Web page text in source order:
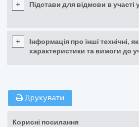
+ Підстави для відмови в участі
+
Інформація про інші технічні,
характеристики та вимоги до
Друкувати
Корисні посилання